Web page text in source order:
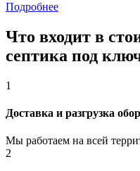
Подробнее
Что входит в
септика под
1
Доставка и разгрузка
Мы работаем на всей
2